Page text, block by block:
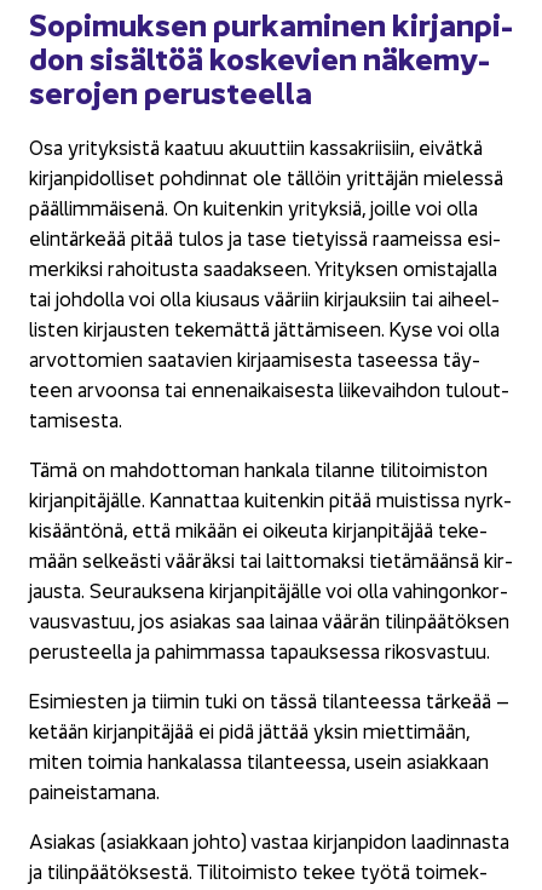
So­pi­muk­sen pur­ka­mi­nen kir­jan­pi­
don si­säl­töä kos­ke­vien nä­ke­my­
se­ro­jen pe­rus­teel­la
Osa yri­tyk­sis­tä kaa­tuu akuut­tiin kas­sa­krii­siin, ei­vät­kä
kir­jan­pi­dol­li­set poh­din­nat ole täl­löin yrit­tä­jän mie­les­sä
pääl­lim­mäi­se­nä. On kui­ten­kin yri­tyk­siä, joil­le voi olla
elin­tär­ke­ää pitää tulos ja tase tie­tyis­sä raa­meis­sa esi­
mer­kik­si ra­hoi­tus­ta saa­dak­seen. Yri­tyk­sen omis­ta­jal­la
tai joh­dol­la voi olla kiusaus vää­riin kir­jauk­siin tai ai­heel­
lis­ten kir­jaus­ten te­ke­mät­tä jät­tä­mi­seen. Kyse voi olla
ar­vot­to­mien saa­ta­vien kir­jaa­mi­ses­ta ta­sees­sa täy­
teen ar­voon­sa tai en­nen­ai­kai­ses­ta lii­ke­vaih­don tu­lout­
ta­mi­ses­ta.
Tämä on mah­dot­to­man han­ka­la ti­lan­ne ti­li­toi­mis­ton
kir­jan­pi­tä­jäl­le. Kan­nat­taa kui­ten­kin pitää muis­tis­sa nyrk­
ki­sään­tö­nä, että mi­kään ei oi­keu­ta kir­jan­pi­tä­jää te­ke­
mään sel­keäs­ti vää­räk­si tai lait­to­mak­si tie­tä­mään­sä kir­
jaus­ta. Seu­rauk­se­na kir­jan­pi­tä­jäl­le voi olla va­hin­gon­kor­
vaus­vas­tuu, jos asia­kas saa lai­naa vää­rän ti­lin­pää­tök­sen
pe­rus­teel­la ja pa­him­mas­sa ta­pauk­ses­sa ri­kos­vas­tuu.
Esi­mies­ten ja tii­min tuki on tässä ti­lan­tees­sa tär­ke­ää –
ke­tään kir­jan­pi­tä­jää ei pidä jät­tää yksin miet­ti­mään,
miten toi­mia han­ka­las­sa ti­lan­tees­sa, usein asiak­kaan
pai­neis­ta­ma­na.
Asia­kas (asiak­kaan johto) vas­taa kir­jan­pi­don laa­din­nas­ta
ja ti­lin­pää­tök­ses­tä. Ti­li­toi­mis­to tekee työtä toi­mek­